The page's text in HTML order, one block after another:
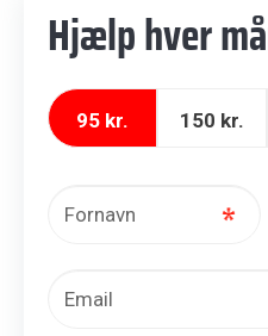
Hjælp hver